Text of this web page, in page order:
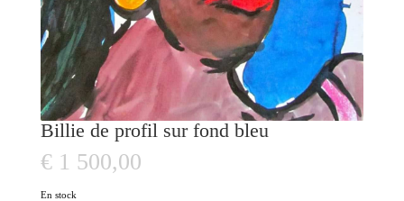
Billie de profil sur fond bleu
€1 500,00
En stock